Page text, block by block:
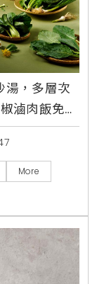
湯，多層次
滷肉飯免費
More